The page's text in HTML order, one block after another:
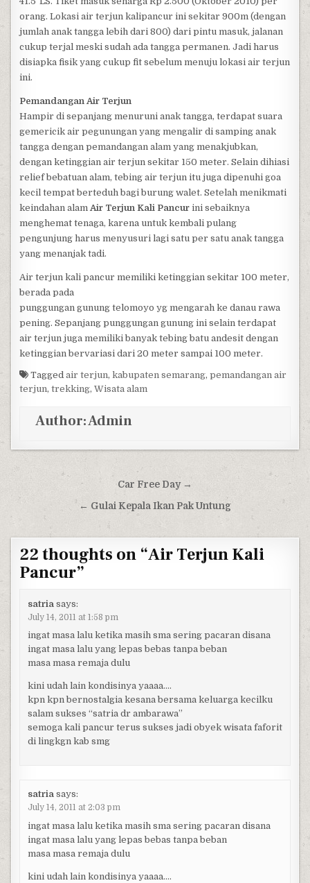
orang. Lokasi air terjun kalipancur ini sekitar 900m (dengan
jumlah anak tangga lebih dari 800) dari pintu masuk, jalanan
cukup terjal meski sudah ada tangga permanen. Jadi harus
disiapka fisik yang cukup fit sebelum menuju lokasi air terjun
ini.
Pemandangan Air Terjun
Hampir di sepanjang menuruni anak tangga, terdapat suara
gemericik air pegunungan yang mengalir di samping anak
tangga dengan pemandangan alam yang menakjubkan,
dengan ketinggian air terjun sekitar 150 meter. Selain dihiasi
relief bebatuan alam, tebing air terjun itu juga dipenuhi goa
kecil tempat berteduh bagi burung walet. Setelah menikmati
keindahan alamAir Terjun Kali Pancur ini sebaiknya
menghemat tenaga, karena untuk kembali pulang
pengunjung harus menyusuri lagi satu per satu anak tangga
yang menanjak tadi.
Air terjun kali pancur memiliki ketinggian sekitar 100 meter,
berada pada
punggungan gunung telomoyo yg mengarah ke danau rawa
pening. Sepanjang punggungan gunung ini selain terdapat
air terjun juga memiliki banyak tebing batu andesit dengan
ketinggian bervariasi dari 20 meter sampai 100 meter.
Taggedair terjun,kabupaten semarang,pemandangan air
terjun,trekking,Wisata alam
Author:Admin
Post navigationCar Free Day →
← Gulai Kepala Ikan Pak Untung
22 thoughts on “Air Terjun Kali
Pancur”
satria says:
July 14, 2011 at 1:58 pm
ingat masa lalu ketika masih sma sering pacaran disana
ingat masa lalu yang lepas bebas tanpa beban
masa masa remaja dulu
kini udah lain kondisinya yaaaa….
kpn kpn bernostalgia kesana bersama keluarga kecilku
salam sukses “satria dr ambarawa”
semoga kali pancur terus sukses jadi obyek wisata faforit
di lingkgn kab smg
satria says:
July 14, 2011 at 2:03 pm
ingat masa lalu ketika masih sma sering pacaran disana
ingat masa lalu yang lepas bebas tanpa beban
masa masa remaja dulu
kini udah lain kondisinya yaaaa….